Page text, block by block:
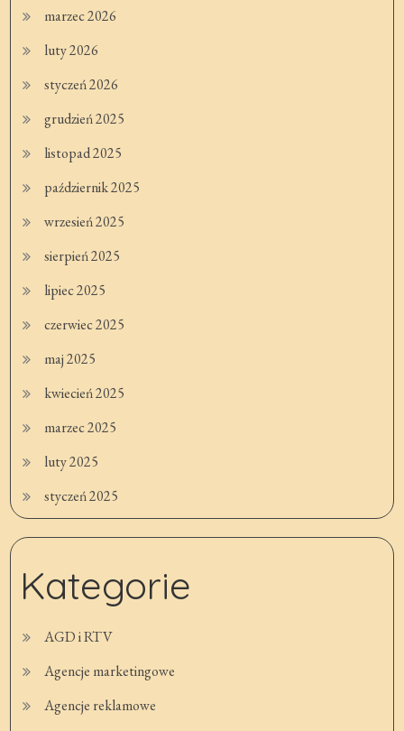
marzec 2026
luty 2026
styczeń 2026
grudzień 2025
listopad 2025
październik 2025
wrzesień 2025
sierpień 2025
lipiec 2025
czerwiec 2025
maj 2025
kwiecień 2025
marzec 2025
luty 2025
styczeń 2025
Kategorie
AGD i RTV
Agencje marketingowe
Agencje reklamowe